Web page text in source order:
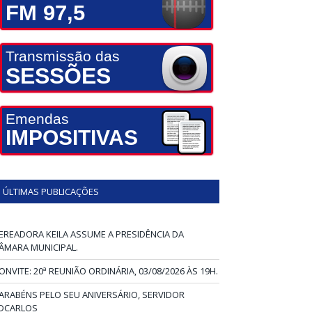
FM 97,5
Transmissão das
SESSÕES
Emendas
IMPOSITIVAS
ÚLTIMAS PUBLICAÇÕES
KEILA ASSUME A PRESIDÊNCIA DA
MUNICIPAL.
20ª REUNIÃO ORDINÁRIA, 03/08/2026 ÀS 19H.
PELO SEU ANIVERSÁRIO, SERVIDOR